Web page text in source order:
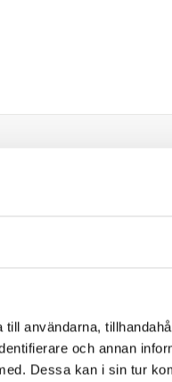
användarna,
och annan
Dessa kan i sin tur
bought